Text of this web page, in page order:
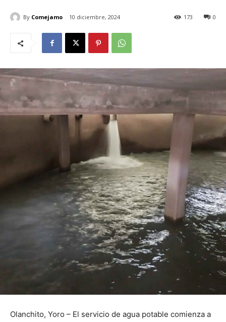
By Comejamo 10 diciembre, 2024 0
173
Olanchito, Yoro – El servicio de agua potable comienza a